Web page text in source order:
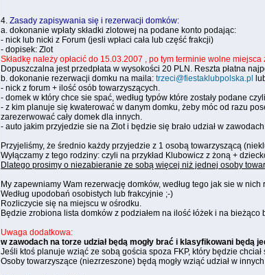
4. Zasady zapisywania się i rezerwacji domków:
a. dokonanie wpłaty składki zlotowej na podane konto podając:
- nick lub nicki z Forum (jesli wpłaci cała lub część frakcji)
- dopisek: Zlot
Składkę należy opłacić do 15.03.2007 , po tym terminie wolne
Dopuszczalna jest przedpłata w wysokości 20 PLN. Reszta płatna
b. dokonanie rezerwacji domku na maila: trzeci@fiestaklubpolska.pl
- nick z forum + ilość osób towarzyszących.
- domek w który chce sie spać, według typów które zostały podane
- z kim planuje się kwaterować w danym domku, żeby móc od razu
zarezerwować cały domek dla innych.
- auto jakim przyjedzie sie na Zlot i będzie się brało udział w
Przyjeliśmy, że średnio każdy przyjedzie z 1 osobą towarzyszącą
Wyłączamy z tego rodziny: czyli na przykład Klubowicz z żoną +
Dlatego prosimy o niezabieranie ze sobą więcej niż jednej osoby
My zapewniamy Wam rezerwację domków, według tego jak sie w nich
Według upodobań osobistych lub frakcyjnie ;-)
Rozliczycie się na miejscu w ośrodku.
Będzie zrobiona lista domków z podziałem na ilość łóżek i na
Uwaga dodatkowa:
w zawodach na torze udział będą mogły brać i klasyfikowani będą
Jeśli ktoś planuje wziąć ze sobą gościa spoza FKP, który będzie
Osoby towarzyszące (niezrzeszone) będą mogły wziąć udział w